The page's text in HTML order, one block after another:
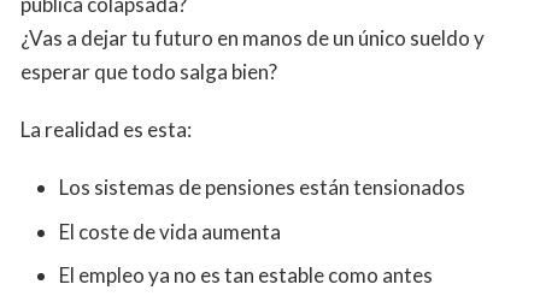
¿Vas a dejar tu futuro en manos de un único sueldo y
esperar que todo salga bien?
La realidad es esta:
Los sistemas de pensiones están tensionados
El coste de vida aumenta
El empleo ya no es tan estable como antes